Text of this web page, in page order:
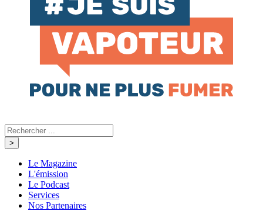
Le Magazine
L'émission
Le Podcast
Services
Nos Partenaires